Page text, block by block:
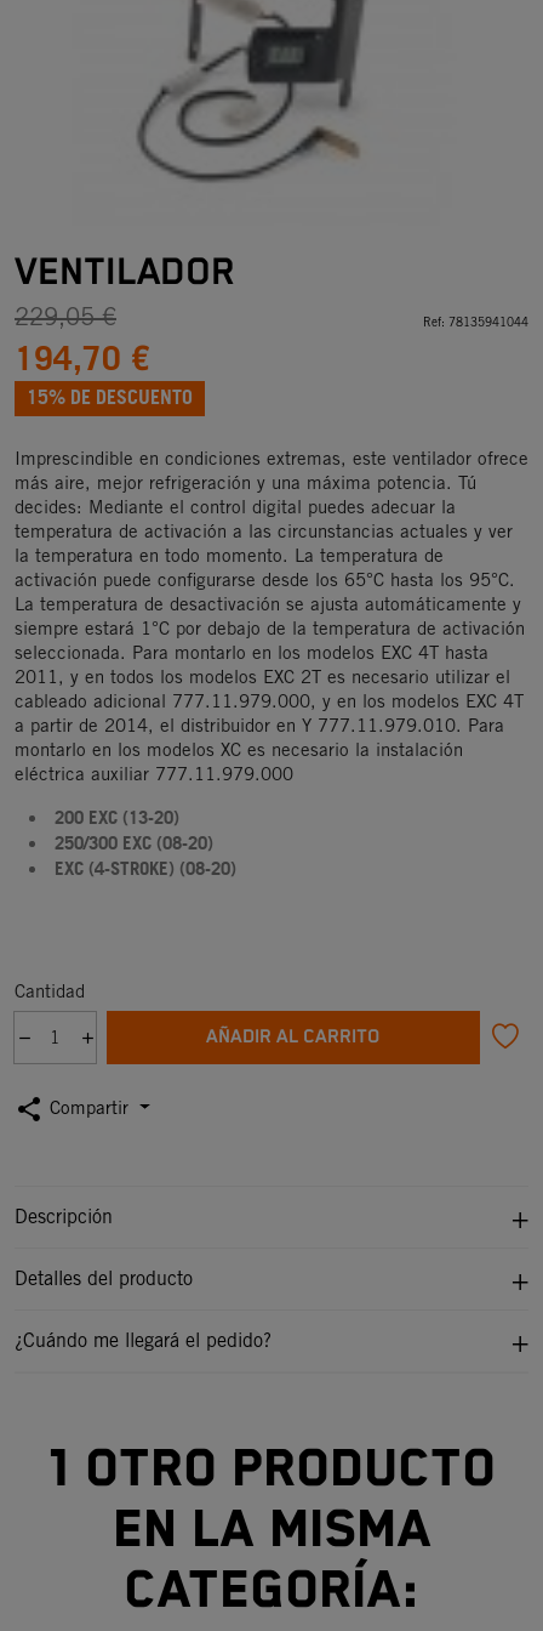
VENTILADOR
229,05 €
194,70 €
15% DE DESCUENTO
Ref: 78135941044
Imprescindible en condiciones extremas, este ventilador ofrece
más aire, mejor refrigeración y una máxima potencia. Tú
decides: Mediante el control digital puedes adecuar la
temperatura de activación a las circunstancias actuales y ver
la temperatura en todo momento. La temperatura de
activación puede configurarse desde los 65°C hasta los 95°C.
La temperatura de desactivación se ajusta automáticamente y
siempre estará 1°C por debajo de la temperatura de activación
seleccionada. Para montarlo en los modelos EXC 4T hasta
2011, y en todos los modelos EXC 2T es necesario utilizar el
cableado adicional 777.11.979.000, y en los modelos EXC 4T
a partir de 2014, el distribuidor en Y 777.11.979.010. Para
montarlo en los modelos XC es necesario la instalación
eléctrica auxiliar 777.11.979.000
200 EXC (13-20)
250/300 EXC (08-20)
EXC (4-STROKE) (08-20)
Cantidad
AÑADIR AL CARRITO
share Compartir
Descripción
Detalles del producto
¿Cuándo me llegará el pedido?
1 otro producto
en la misma
categoría: